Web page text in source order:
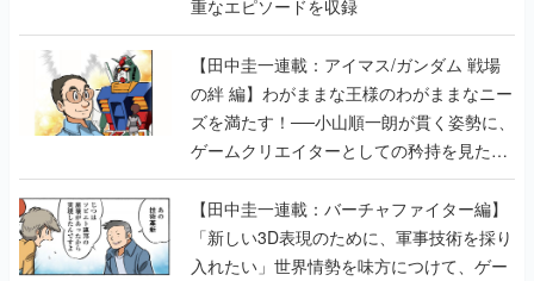
重なエピソードを収録
【田中圭一連載：アイマス/ガンダム 戦場
の絆 編】わがままな王様のわがままなニー
ズを満たす！──小山順一朗が貫く姿勢に、
ゲームクリエイターとしての矜持を見た
【若ゲのいたり最終回】
【田中圭一連載：バーチャファイター編】
「新しい3D表現のために、軍事技術を採り
入れたい」世界情勢を味方につけて、ゲー